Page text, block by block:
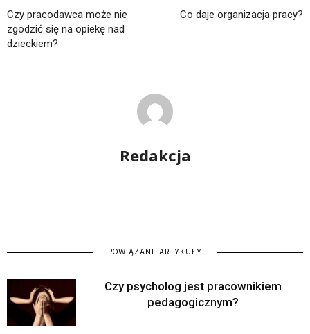
Czy pracodawca może nie
zgodzić się na opiekę nad
dzieckiem?
Co daje organizacja pracy?
Redakcja
POWIĄZANE ARTYKUŁY
Czy psycholog jest pracownikiem
pedagogicznym?